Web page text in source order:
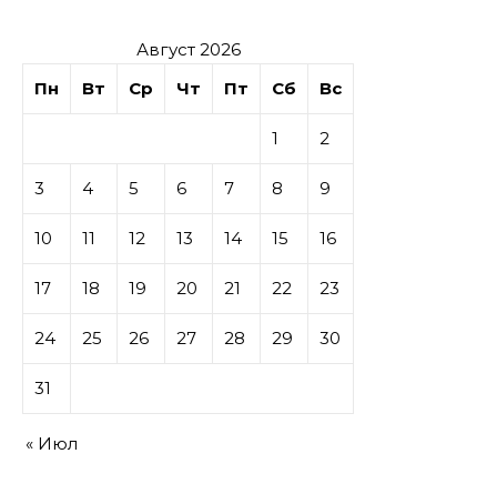
Август 2026
Пн
Вт Ср Чт Пт Сб Вс
1 2
3 4 5 6 7 8 9
10 11 12 13 14 15 16
17 18 19 20 21 22 23
24 25 26 27 28 29 30
31
« Июл